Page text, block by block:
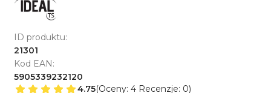
ID produktu:
21301
Kod EAN:
5905339232120
4.75(Oceny: 4 Recenzje: 0)